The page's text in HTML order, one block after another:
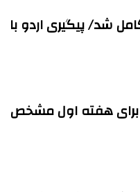
کامل شد/ پیگیری اردو با
برای هفته اول مشخص